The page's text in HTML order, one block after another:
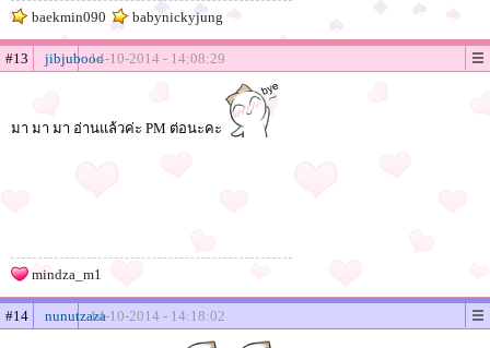
baekmin090
babynickyjung
#13 jibjubooo14-10-2014 - 14:08:29
มา มา มา อ่านแล้วค่ะ PM ต่อนะคะ
mindza_m1
#14 nunutzaza14-10-2014 - 14:18:02